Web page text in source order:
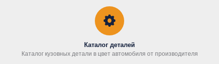
Каталог деталей
Каталог кузовных детали в цвет автомобиля от производителя